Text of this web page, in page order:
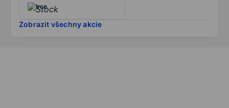
Irce
Zobrazit všechny akcie